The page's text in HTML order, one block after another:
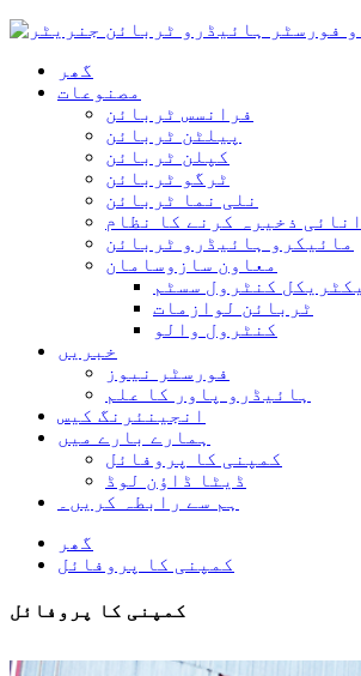
گھر
مصنوعات
فرانسس ٹربائن
پیلٹن ٹربائن
کپلن ٹربائن
ٹرگو ٹربائن
نلی نما ٹربائن
ذخیرہ کرنے کا نظام
مائیکرو ہائیڈرو ٹربائن
معاون سازوسامان
کنٹرول سسٹم
ٹربائن لوازمات
کنٹرول والو
خبریں
فورسٹر نیوز
ہائیڈرو پاور کا علم
انجینئرنگ کیس
ہمارے بارے میں
کمپنی کا پروفائل
ڈیٹا ڈاؤن لوڈ
ہم سے رابطہ کریں۔
گھر
کمپنی کا پروفائل
کمپنی کا پروفائل